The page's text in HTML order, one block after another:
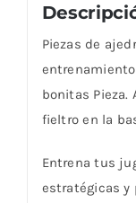
Piezas de
bonitas Pieza.
fieltro en la
Entrena tus
estratégicas y